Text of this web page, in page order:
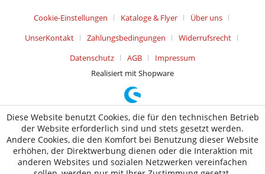
Cookie-Einstellungen Kataloge & Flyer
Über uns
UnserKontakt
Zahlungsbedingungen
Widerrufsrecht
Datenschutz
AGB
Impressum
Realisiert mit Shopware
Diese Website benutzt Cookies, die für den technischen Betrieb
der Website erforderlich sind und stets gesetzt werden.
Andere Cookies, die den Komfort bei Benutzung dieser Website
erhöhen, der Direktwerbung dienen oder die Interaktion mit
anderen Websites und sozialen Netzwerken vereinfachen